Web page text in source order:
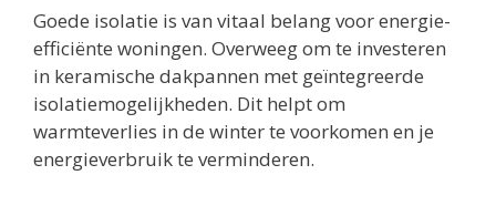
Goede isolatie is van vitaal belang voor energie-
efficiënte woningen. Overweeg om te investeren
in keramische dakpannen met geïntegreerde
isolatiemogelijkheden. Dit helpt om
warmteverlies in de winter te voorkomen en je
energieverbruik te verminderen.